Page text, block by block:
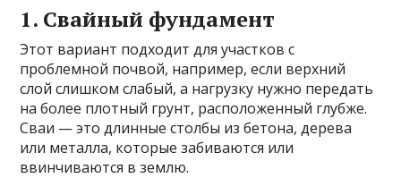
1. Свайный фундамент
Этот вариант подходит для участков с
проблемной почвой, например, если верхний
слой слишком слабый, а нагрузку нужно передать
на более плотный грунт, расположенный глубже.
Сваи — это длинные столбы из бетона, дерева
или металла, которые забиваются или
ввинчиваются в землю.